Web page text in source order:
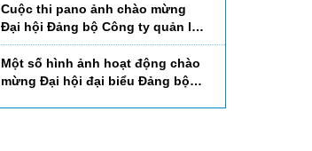
Cuộc thi pano ảnh chào mừng
Đại hội Đảng bộ Công ty quản lý
Đường sắt Hà Thái lần thứ VI,
nhiệm kỳ 2015 - 2020
Một số hình ảnh hoạt động chào
mừng Đại hội đại biểu Đảng bộ